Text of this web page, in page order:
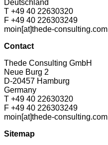
Deutschland
T +49 40 22630320
F +49 40 226303249
moin[at]thede-consulting.com
Contact
Thede Consulting GmbH
Neue Burg 2
D-20457 Hamburg
Germany
T +49 40 22630320
F +49 40 226303249
moin[at]thede-consulting.com
Sitemap